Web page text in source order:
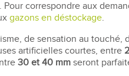
correspondre aux
gazons en déstockage.
de sensation au touché,
artificielles courtes, entre
30 et 40 mm seront